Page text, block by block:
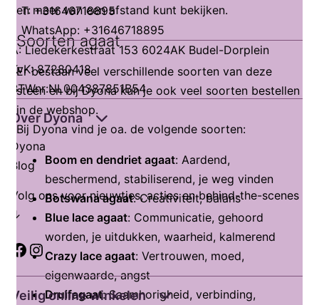
en meer van een afstand kunt bekijken.
Soorten agaat
Er bestaan veel verschillende soorten van deze
steen en bij Dyona kun je ook veel soorten bestellen
in de webshop.
Bij Dyona vind je oa. de volgende soorten:
Boom en dendriet agaat: Aardend,
beschermend, stabiliserend, je weg vinden
Botswana agaat: Creativiteit, balans
Blue lace agaat: Communicatie, gehoord
worden, je uitdukken, waarheid, kalmerend
Crazy lace agaat: Vertrouwen, moed,
eigenwaarde, angst
Druifagaat: Saamhorigheid, verbinding,
T: +31646718895
WhatsApp: +31646718895
A: Liedekerkestraat 153 6024AK Budel-Dorplein
KvK: 87280418
BTWnr:NL004387851B54
Over Dyona
Dyona
Blog
Volg ons voor nieuwtjes, acties en behind-the-scenes
↓
Facebook Instagram
Veilig online winkelen